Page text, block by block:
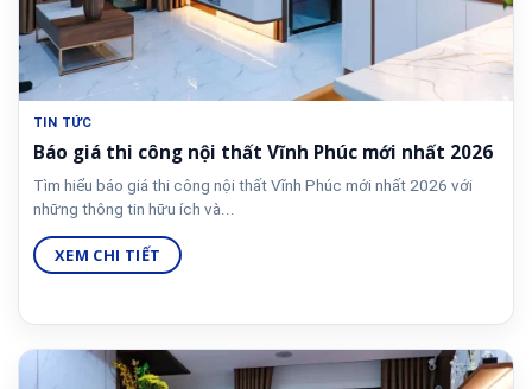
TIN TỨC
Báo giá thi công nội thất Vĩnh Phúc mới nhất 2026
Tìm hiểu báo giá thi công nội thất Vĩnh Phúc mới nhất 2026 với
những thông tin hữu ích và...
XEM CHI TIẾT